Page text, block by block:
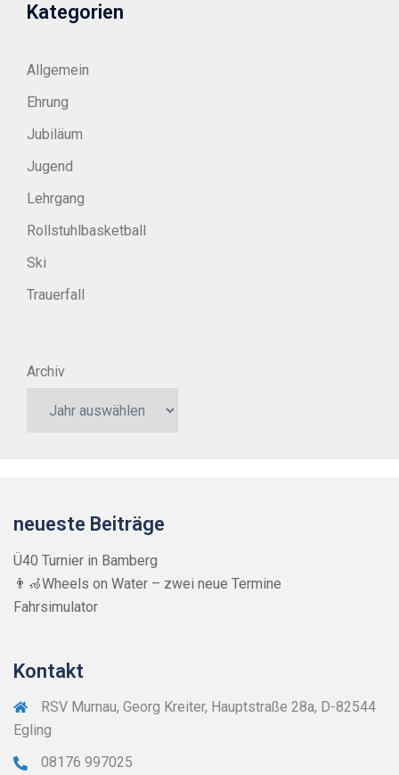
Kategorien
Allgemein
Ehrung
Jubiläum
Jugend
Lehrgang
Rollstuhlbasketball
Ski
Trauerfall
Archiv
neueste Beiträge
Ü40 Turnier in Bamberg
👨‍🦽Wheels on Water – zwei neue Termine
Fahrsimulator
Kontakt
RSV Murnau, Georg Kreiter, Hauptstraße 28a, D-82544
Egling
08176 997025